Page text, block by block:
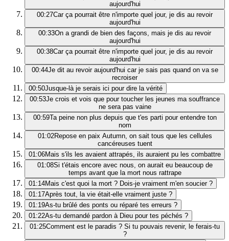
aujourd'hui
00:27Car ça pourrait être n'importe quel jour, je dis au revoir
aujourd'hui
00:33On a grandi de bien des façons, mais je dis au revoir
aujourd'hui
00:38Car ça pourrait être n'importe quel jour, je dis au revoir
aujourd'hui
00:44Je dit au revoir aujourd'hui car je sais pas quand on va se
recroiser
00:50Jusque-là je serais ici pour dire la vérité
00:53Je crois et vois que pour toucher les jeunes ma souffrance
ne sera pas vaine
00:59Ta peine non plus depuis que t'es parti pour entendre ton
nom
01:02Repose en paix Autumn, on sait tous que les cellules
cancéreuses tuent
01:06Mais s'ils les avaient attrapés, ils auraient pu les combattre
01:08Si t'étais encore avec nous, on aurait eu beaucoup de
temps avant que la mort nous rattrape
01:14Mais c'est quoi la mort ? Dois-je vraiment m'en soucier ?
01:17Après tout, la vie était-elle vraiment juste ?
01:19As-tu brûlé des ponts ou réparé tes erreurs ?
01:22As-tu demandé pardon à Dieu pour tes péchés ?
01:25Comment est le paradis ? Si tu pouvais revenir, le ferais-tu
?